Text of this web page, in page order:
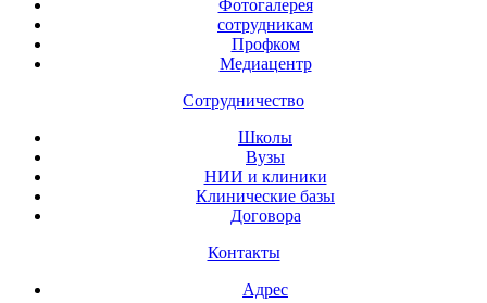
Фотогалерея
сотрудникам
Профком
Медиацентр
Сотрудничество
Школы
Вузы
НИИ и клиники
Клинические базы
Договора
Контакты
Адрес